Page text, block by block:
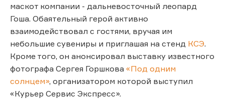
маскот компании - дальневосточный леопард
Гоша. Обаятельный герой активно
взаимодействовал с гостями, вручая им
небольшие сувениры и приглашая на стенд КСЭ.
Кроме того, он анонсировал выставку известного
фотографа Сергея Горшкова «Под одним
солнцем», организатором которой выступил
«Курьер Сервис Экспресс».